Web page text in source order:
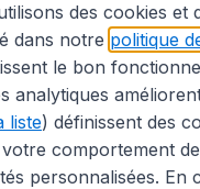
BudgetAir.fr
À propos
Information Légale
Carrières
Devenez partenaire
des cookies et
dans notre politique
le bon
analytiques
liste) définissent des
comportement
personnalisées. En